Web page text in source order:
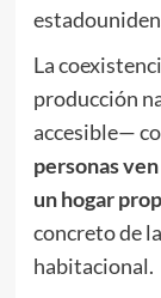
La
producción
accesible—
personas
un hogar
concreto de
habitacional.